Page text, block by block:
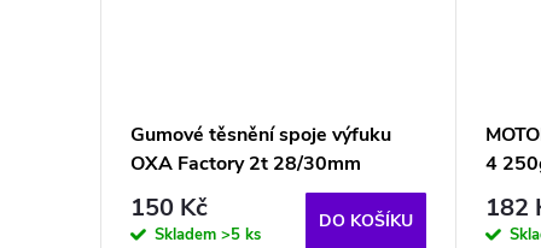
Gumové těsnění spoje výfuku
OXA Factory 2t 28/30mm
150 Kč
Skladem >5 ks
DO KOŠÍKU
4
182